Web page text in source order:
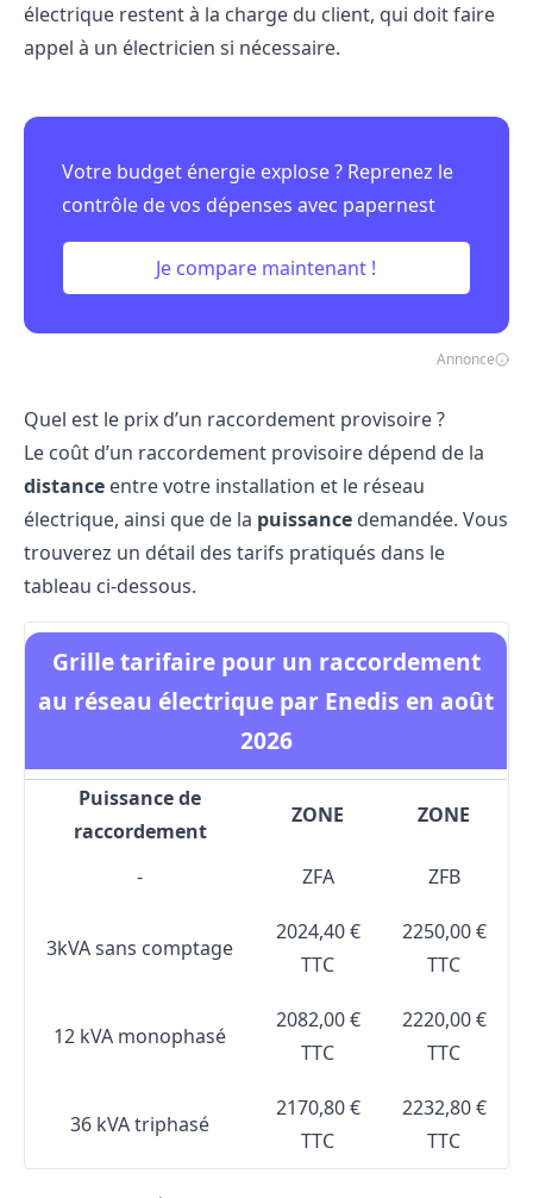
électrique restent à la charge du client, qui doit faire
appel à un électricien si nécessaire.
Votre budget énergie explose ? Reprenez le
contrôle de vos dépenses avec papernest
Je compare maintenant !
Annonce
Quel est le prix d’un raccordement provisoire ?
Le coût d’un raccordement provisoire dépend de la
distance entre votre installation et le réseau
électrique, ainsi que de la puissance demandée. Vous
trouverez un détail des tarifs pratiqués dans le
tableau ci-dessous.
Grille tarifaire pour un raccordement
au réseau électrique par Enedis en août
2026
Puissance de
raccordement
ZONE ZONE
- ZFA ZFB
3kVA sans comptage
2024,40 €
TTC
2250,00 €
TTC
12 kVA monophasé
2082,00 €
TTC
2220,00 €
TTC
36 kVA triphasé
2170,80 €
TTC
2232,80 €
TTC